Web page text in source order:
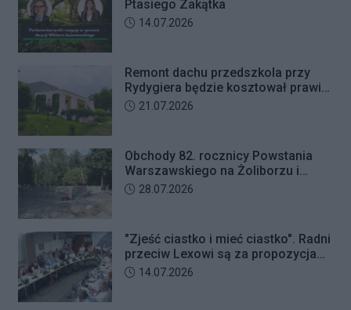
Ptasiego Zakątka
Data dodania artykułu:
14.07.2026
Remont dachu przedszkola przy
Rydygiera będzie kosztował prawie
tyle co jego budowa
Data dodania artykułu:
21.07.2026
Obchody 82. rocznicy Powstania
Warszawskiego na Żoliborzu i
Bielanach
Data dodania artykułu:
28.07.2026
"Zjeść ciastko i mieć ciastko". Radni
przeciw Lexowi są za propozycjami
deweloperów?
Data dodania artykułu:
14.07.2026